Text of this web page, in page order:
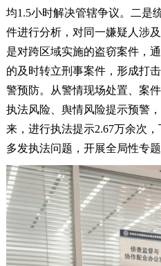
均1.5小时解决管辖争议。二是
件进行分析，对同一嫌疑人涉
是对跨区域实施的盗窃案件，
的及时转立刑事案件，形成打
警预防。从警情现场处置、案
执法风险、舆情风险提示预警
来，进行执法提示2.67万余次
多发执法问题，开展全局性专题